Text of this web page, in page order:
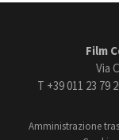
Film
Via
T +39 011 23 79
Amministrazione